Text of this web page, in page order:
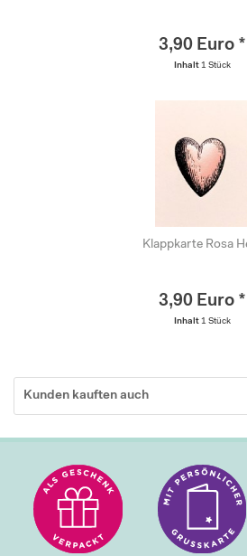
3,90 Euro *
Inhalt 1 Stück
Klappkarte Rosa
3,90 Euro *
Inhalt 1 Stück
Kunden kauften auch